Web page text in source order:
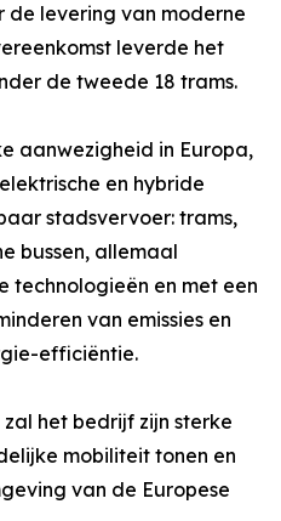
levering van moderne
leverde het
de tweede 18 trams.
aanwezigheid in Europa,
en hybride
stadsvervoer: trams,
bussen, allemaal
technologieën en met een
van emissies en
efficiëntie.
het bedrijf zijn sterke
mobiliteit tonen en
van de Europese